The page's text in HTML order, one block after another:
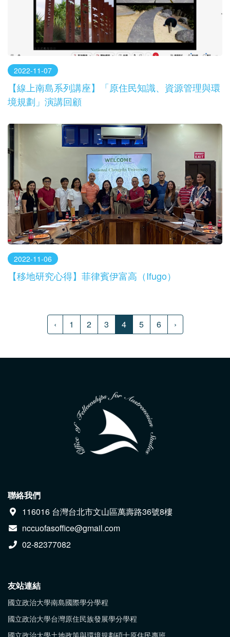
2022-11-07
【線上南島系列講座】「原住民知識、資源管理與環
境規劃」演講回顧
2022-11-06
【移地研究心得】菲律賓伊富高（Ifugo）
‹ 1 2 3 4 5 6 ›
聯絡我們
116016 台灣台北市文山區萬壽路36號8樓
nccuofasoffice@gmail.com
02-82377082
友站連結
國立政治大學南島國際學分學程
國立政治大學台灣原住民族發展學分學程
國立政治大學土地政策與環境規劃碩士原住民專班